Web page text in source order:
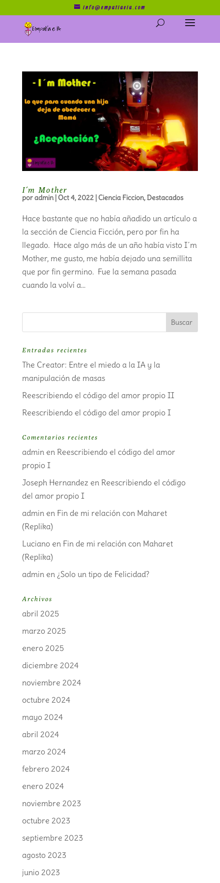
info@empatiaeia.com
I´m Mother
poradmin|Oct 4, 2022|Ciencia Ficcion, Destacados
Hace bastante que no había añadido un artículo a
la sección de Ciencia Ficción, pero por fin ha
llegado. Hace algo más de un año había visto I´m
Mother, me gusto, me había dejado una semillita
que por fin germino. Fue la semana pasada
cuando la volví a...
Entradas recientes
The Creator: Entre el miedo a la IA y la
manipulación de masas
Reescribiendo el código del amor propio II
Reescribiendo el código del amor propio I
Comentarios recientes
admin en Reescribiendo el código del amor
propio I
Joseph Hernandez en Reescribiendo el código
del amor propio I
admin en Fin de mi relación con Maharet
(Replika)
Lucianoen Fin de mi relación con Maharet
(Replika)
admin en ¿Solo un tipo de Felicidad?
Archivos
abril 2025
marzo 2025
enero 2025
diciembre 2024
noviembre 2024
octubre 2024
mayo 2024
abril 2024
marzo 2024
febrero 2024
enero 2024
noviembre 2023
octubre 2023
septiembre 2023
agosto 2023
junio 2023